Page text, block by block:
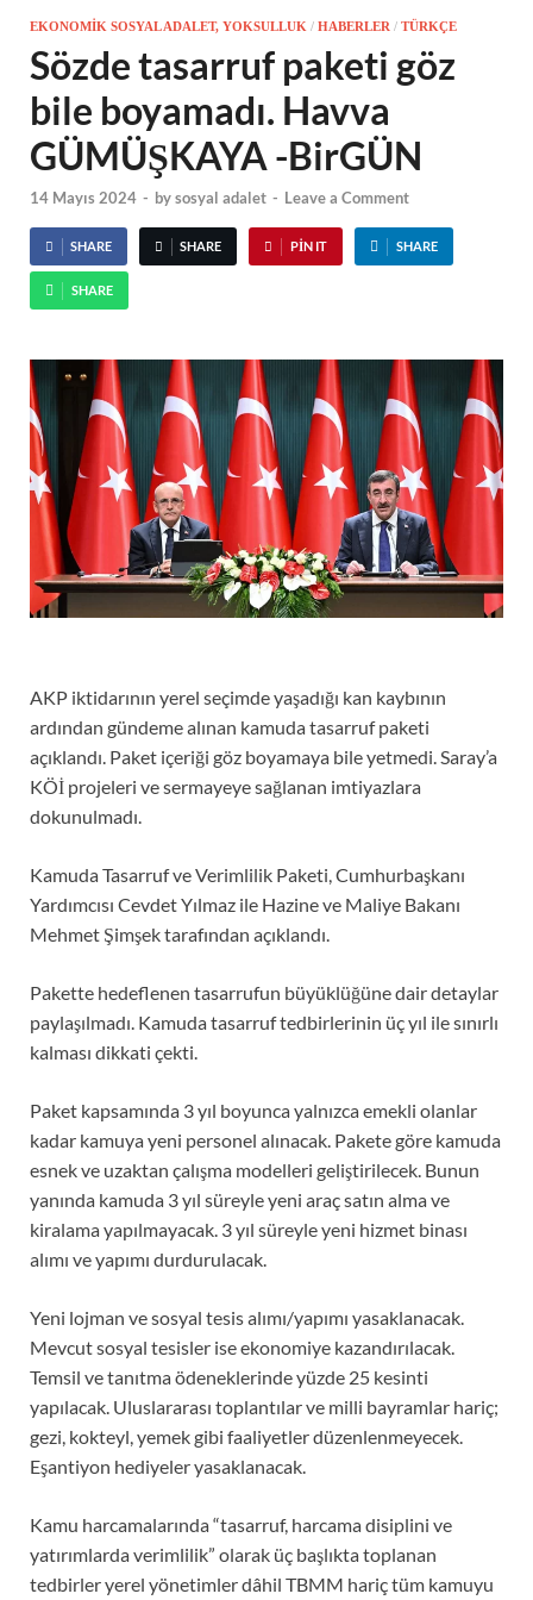
EKONOMIK SOSYAL ADALET, YOKSULLUK / HABERLER / TÜRKÇE
Sözde tasarruf paketi göz
bile boyamadı. Havva
GÜMÜŞKAYA -BirGÜN
14 Mayıs 2024 - bysosyal adalet - Leave a Comment
SHARE SHARE PIN IT SHARE
SHARE
AKP iktidarının yerel seçimde yaşadığı kan kaybının
ardından gündeme alınan kamuda tasarruf paketi
açıklandı. Paket içeriği göz boyamaya bile yetmedi. Saray’a
KÖİ projeleri ve sermayeye sağlanan imtiyazlara
dokunulmadı.
Kamuda Tasarruf ve Verimlilik Paketi, Cumhurbaşkanı
Yardımcısı Cevdet Yılmaz ile Hazine ve Maliye Bakanı
Mehmet Şimşek tarafından açıklandı.
Pakette hedeflenen tasarrufun büyüklüğüne dair detaylar
paylaşılmadı. Kamuda tasarruf tedbirlerinin üç yıl ile sınırlı
kalması dikkati çekti.
Paket kapsamında 3 yıl boyunca yalnızca emekli olanlar
kadar kamuya yeni personel alınacak. Pakete göre kamuda
esnek ve uzaktan çalışma modelleri geliştirilecek. Bunun
yanında kamuda 3 yıl süreyle yeni araç satın alma ve
kiralama yapılmayacak. 3 yıl süreyle yeni hizmet binası
alımı ve yapımı durdurulacak.
Yeni lojman ve sosyal tesis alımı/yapımı yasaklanacak.
Mevcut sosyal tesisler ise ekonomiye kazandırılacak.
Temsil ve tanıtma ödeneklerinde yüzde 25 kesinti
yapılacak. Uluslararası toplantılar ve milli bayramlar hariç;
gezi, kokteyl, yemek gibi faaliyetler düzenlenmeyecek.
Eşantiyon hediyeler yasaklanacak.
Kamu harcamalarında “tasarruf, harcama disiplini ve
yatırımlarda verimlilik” olarak üç başlıkta toplanan
tedbirler yerel yönetimler dâhil TBMM hariç tüm kamuyu